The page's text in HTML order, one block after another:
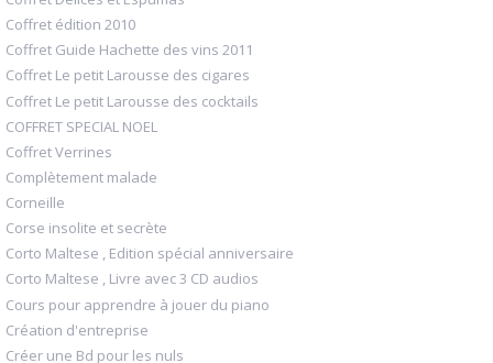
Coffret édition 2010
Coffret Guide Hachette des vins 2011
Coffret Le petit Larousse des cigares
Coffret Le petit Larousse des cocktails
COFFRET SPECIAL NOEL
Coffret Verrines
Complètement malade
Corneille
Corse insolite et secrète
Corto Maltese , Edition spécial anniversaire
Corto Maltese , Livre avec 3 CD audios
Cours pour apprendre à jouer du piano
Création d'entreprise
Créer une Bd pour les nuls